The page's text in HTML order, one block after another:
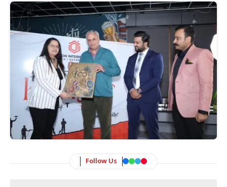
Follow Us